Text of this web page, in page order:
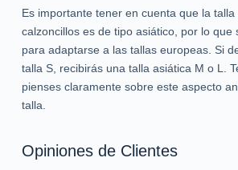
Es importante tener en cuenta que la talla
calzoncillos es de tipo asiático, por lo que
para adaptarse a las tallas europeas. Si
talla S, recibirás una talla asiática M o L.
pienses claramente sobre este aspecto
talla.
Opiniones de Clientes